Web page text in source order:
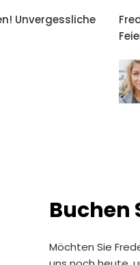
Unvergessliche
Buchen
Möchten Sie